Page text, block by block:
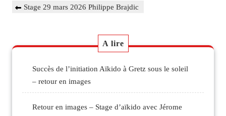
de
Previous
Stage 29 mars 2026 Philippe Brajdic
A lire
Succès de l’initiation Aïkido à Gretz sous le soleil
– retour en images
Retour en images – Stage d’aïkido avec Jérome